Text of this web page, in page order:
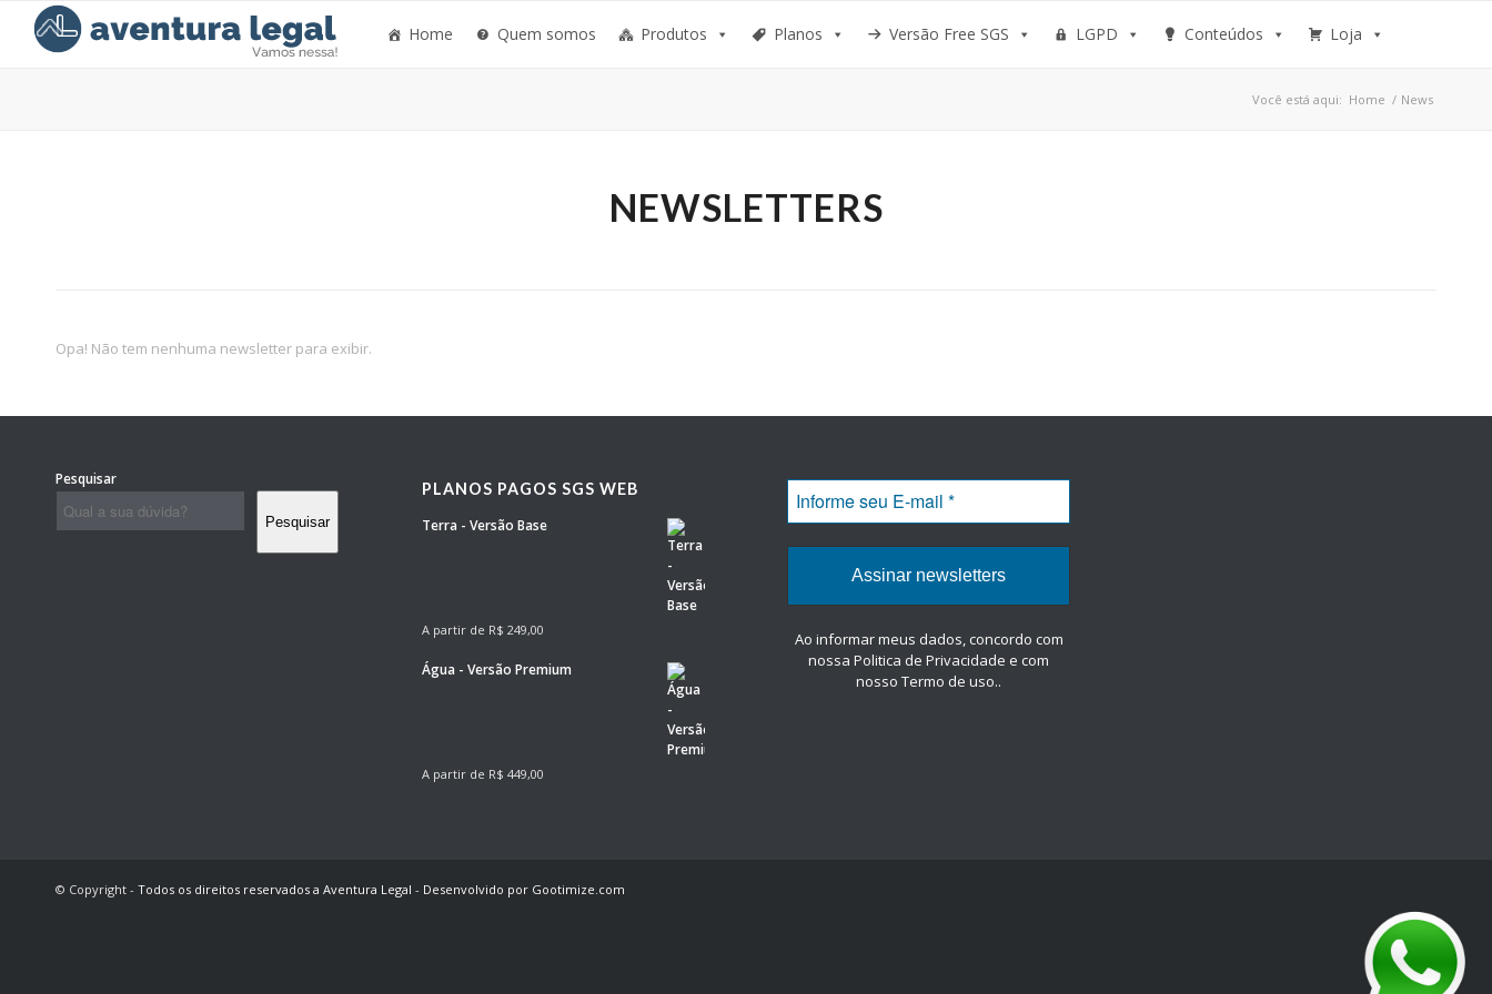
Home Quem somos Produtos Planos Versão Free SGS LGPD Conteúdos Loja
Você está aqui: Home / News
NEWSLETTERS
Opa! Não tem nenhuma newsletter para exibir.
Pesquisar
Pesquisar
PLANOS PAGOS SGS WEB
Terra - Versão Base
A partir de R$ 249,00
Água - Versão Premium
A partir de R$ 449,00
Ao informar meus dados, concordo com
nossa Politica de Privacidade e com
nosso Termo de uso..
© Copyright - Todos os direitos reservados a Aventura Legal - Desenvolvido por Gootimize.com